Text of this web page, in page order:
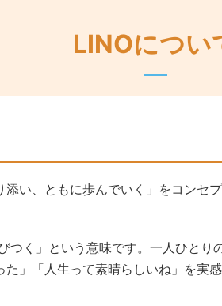
LINOについ
添い、ともに歩んでいく」をコン
つく」という意味です。一人ひと
」「人生って素晴らしいね」を実